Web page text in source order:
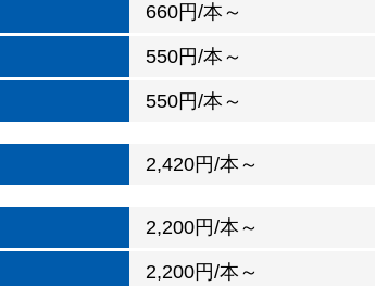
660円/本～
550円/本～
550円/本～
2,420円/本～
2,200円/本～
2,200円/本～